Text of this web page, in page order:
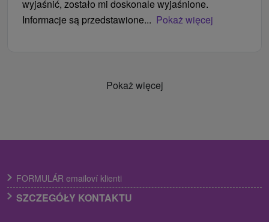
wyjaśnić, zostało mi doskonale wyjaśnione.
Informacje są przedstawione... Pokaż więcej
Pokaż więcej
FORMULÁR emailoví klienti
SZCZEGÓŁY KONTAKTU